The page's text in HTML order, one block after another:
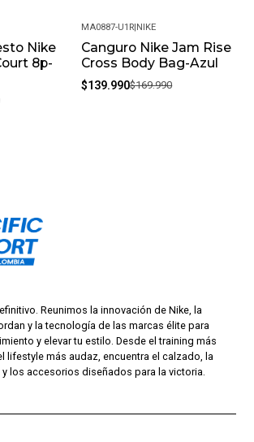
Nike
8p-
-18%
MA0887-U1R|NIKE
Canguro Nike Jam Rise
Cross Body Bag-Azul
$139.990$169.990
Reunimos la innovación de Nike, la
y la tecnología de las marcas élite para
y elevar tu estilo. Desde el training más
lifestyle más audaz, encuentra el calzado, la
los accesorios diseñados para la victoria.